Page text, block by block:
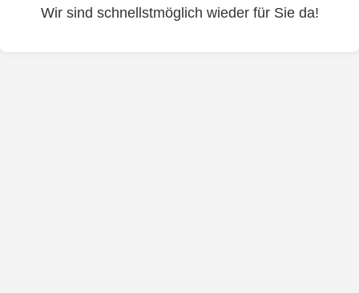
Wir sind schnellstmöglich wieder für Sie da!